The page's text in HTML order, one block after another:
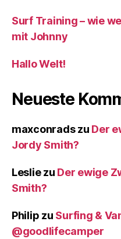
Surf Training – wie
mit Johnny
Hallo Welt!
Neueste
maxconradszu Der
Jordy Smith?
Lesliezu Der ewige
Smith?
Philip zu Surfing &
@goodlifecamper